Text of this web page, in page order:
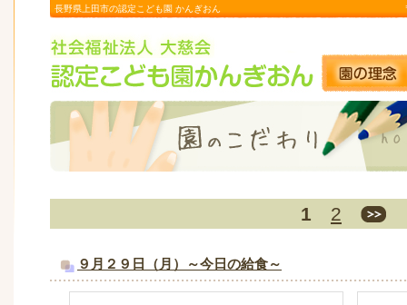
長野県上田市の認定こども園 かんぎおん
1 2
９月２９日（月）～今日の給食～